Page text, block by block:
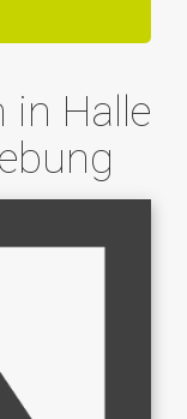
in Halle